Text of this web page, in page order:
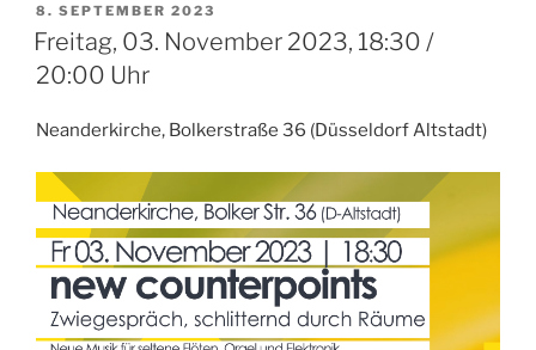
VERÖFFENTLICHT
AM
8. SEPTEMBER 2023
Freitag, 03. November 2023, 18:30 /
20:00 Uhr
Neanderkirche, Bolkerstraße 36 (Düsseldorf Altstadt)